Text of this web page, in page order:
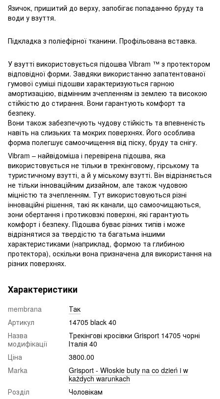
Язичок, пришитий до верху, запобігає попаданню бруду та
води у взуття.
Підкладка з поліефірної тканини. Профільована вставка.
У взутті використовується підошва Vibram ™ з протектором
відповідної форми. Завдяки використанню запатентованої
гумової суміші підошви характеризуються гарною
амортизацією, відмінним зчепленням із землею та високою
стійкістю до стирання. Вони гарантують комфорт та
безпеку.
Вони також забезпечують чудову стійкість та впевненість
навіть на слизьких та мокрих поверхнях. Його особлива
форма полегшує самоочищення від піску, бруду та снігу.
Vibram – найвідоміша і перевірена підошва, яка
використовується не тільки в трекінговому, гірському та
туристичному взутті, а й у міському взутті. Він відрізняється
не тільки інноваційним дизайном, але також чудовою
міцністю та зчепленням. Тут використовуються різні
інноваційні рішення, такі як канали, що самоочищаються,
зони обертання і протиковзкі поверхні, які гарантують
комфорт і безпеку. Підошва буває різних типів і може
відрізнятися за твердістю та багатьма іншими
характеристиками (наприклад, формою та глибиною
протектора), оскільки вона призначена для використання на
різних поверхнях.
Характеристики
membrana
Так
Артикул
14705 black 40
Назва
модифікації
Трекінгові кросівки Grisport 14705 чорні
Італія 40
Ціна
3800.00
Marka
Grisport - Włoskie buty na co dzień i w
każdych warunkach
Розділ
Чоловікам